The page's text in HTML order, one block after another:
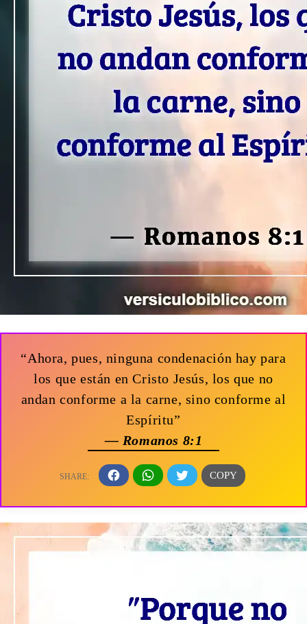
“Ahora, pues, ninguna condenación hay para
los que están en Cristo Jesús, los que no
andan conforme a la carne, sino conforme al
Espíritu”
— Romanos 8:1